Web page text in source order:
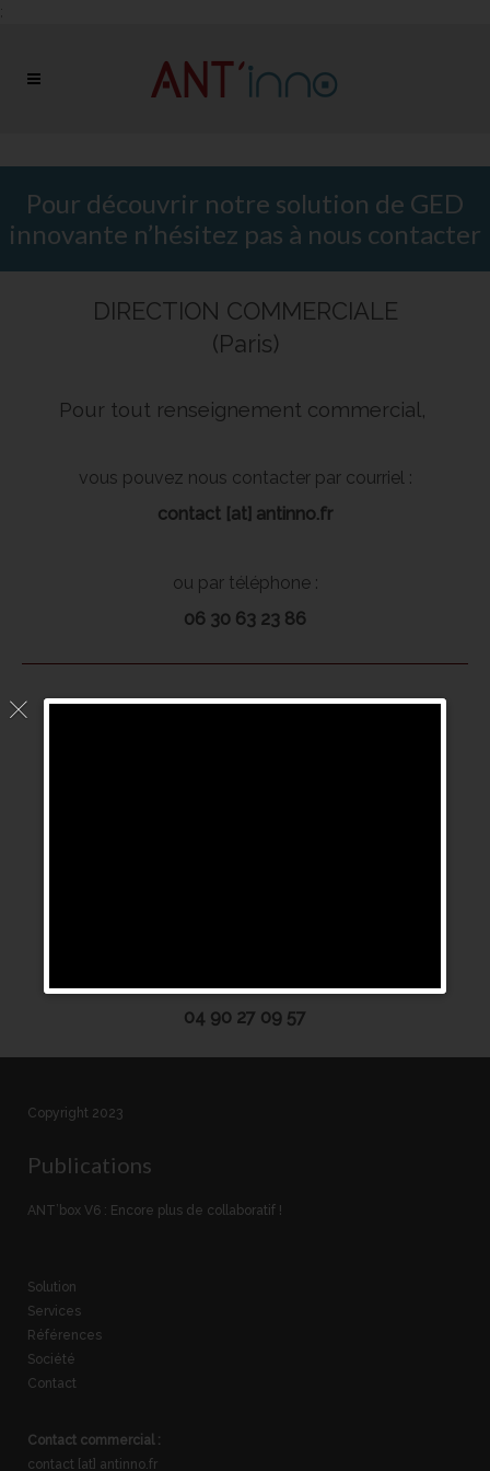
;
Pour découvrir notre solution de GED
innovante n’hésitez pas à nous contacter
DIRECTION COMMERCIALE
(Paris)
Pour tout renseignement commercial,
vous pouvez nous contacter par courriel :
contact [at] antinno.fr
ou par téléphone :
06 30 63 23 86
DIRECTION TECHNIQUE
04 90 27 09 57
Copyright 2023
Publications
ANT’box V6 : Encore plus de collaboratif !
Solution
Services
Références
Société
Contact
Contact commercial :
contact [at] antinno.fr